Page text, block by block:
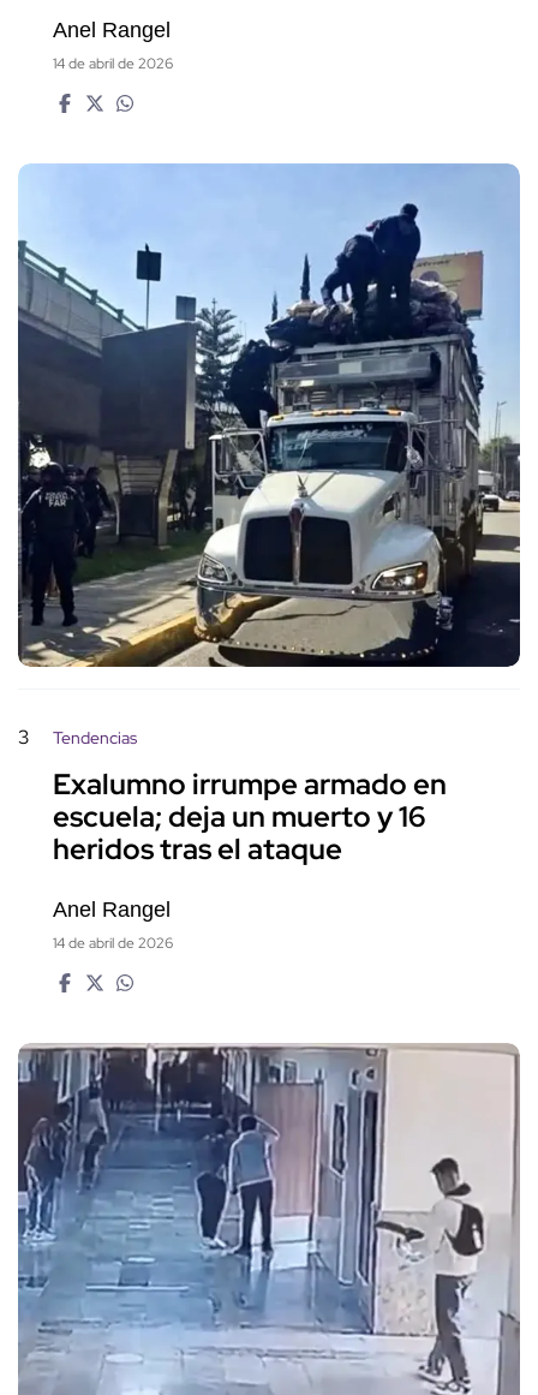
Anel Rangel
14 de abril de 2026
3 Tendencias
Exalumno irrumpe armado en
escuela; deja un muerto y 16
heridos tras el ataque
Anel Rangel
14 de abril de 2026